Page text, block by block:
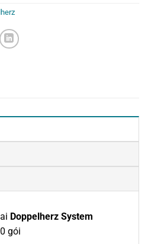
Doppelherz System
gói